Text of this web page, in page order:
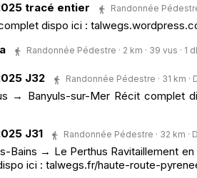
tracé entier Randonnée
dispo ici :
Randonnée Pédestre · 2 km · 39 vus · 1 dl
J32 Randonnée Pédestre · 31 km ·
→ Banyuls-sur-Mer Récit complet
J31
Randonnée Pédestre · 32 km ·
Bains → Le Perthus Ravitaillement
ici : talwegs.fr/haute-route-